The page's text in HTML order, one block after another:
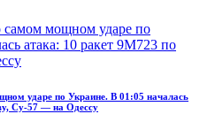
ударе по Украине. В 01:05 началась
Су-57 — на Одессу